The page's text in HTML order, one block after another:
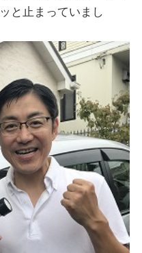
と止まっていまし